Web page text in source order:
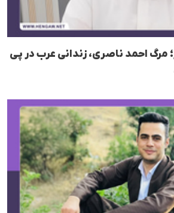
مرگ احمد ناصرى، زندانی عرب در پی